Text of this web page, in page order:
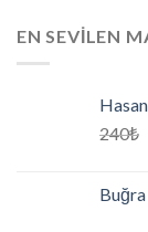
EN SEVILEN
240₺